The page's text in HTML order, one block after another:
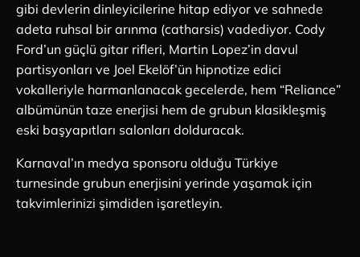
gibi devlerin dinleyicilerine hitap ediyor ve sahnede
adeta ruhsal bir arınma (catharsis) vadediyor. Cody
Ford’un güçlü gitar rifleri, Martin Lopez’in davul
partisyonları ve Joel Ekelöf’ün hipnotize edici
vokalleriyle harmanlanacak gecelerde, hem “Reliance”
albümünün taze enerjisi hem de grubun klasikleşmiş
eski başyapıtları salonları dolduracak.
Karnaval’ın medya sponsoru olduğu Türkiye
turnesinde grubun enerjisini yerinde yaşamak için
takvimlerinizi şimdiden işaretleyin.